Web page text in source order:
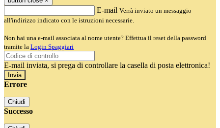
E-mail Verrà inviato un messaggio
all'indirizzo indicato con le istruzioni necessarie.
Non hai una e-mail associata al nome utente? Effettua il reset della password
tramite la Login Spaggiari
E-mail inviata, si prega di controllare la casella di posta elettronica!
Errore
Chiudi
Successo